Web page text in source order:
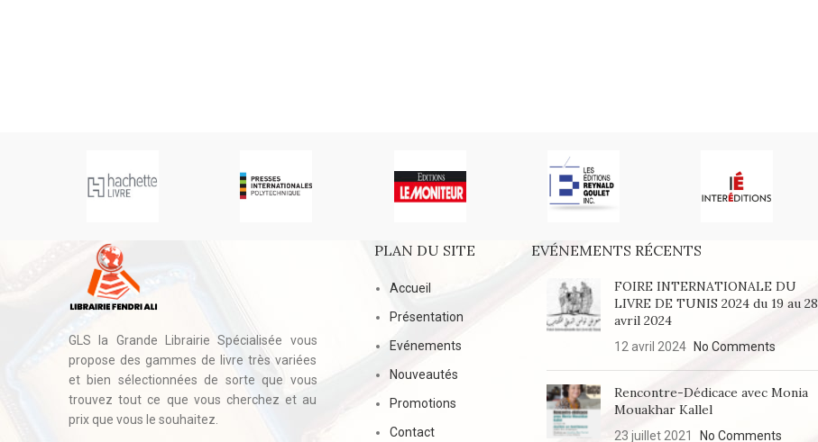
GLS la Grande Librairie Spécialisée vous
propose des gammes de livre très variées
et bien sélectionnées de sorte que vous
trouvez tout ce que vous cherchez et au
prix que vous le souhaitez.
PLAN DU SITE
Accueil
Présentation
Evénements
Nouveautés
Promotions
Contact
EVÉNEMENTS RÉCENTS
FOIRE INTERNATIONALE DU
LIVRE DE TUNIS 2024 du 19 au 28
avril 2024
12 avril 2024 No Comments
Rencontre-Dédicace avec Monia
Mouakhar Kallel
23 juillet 2021 No Comments